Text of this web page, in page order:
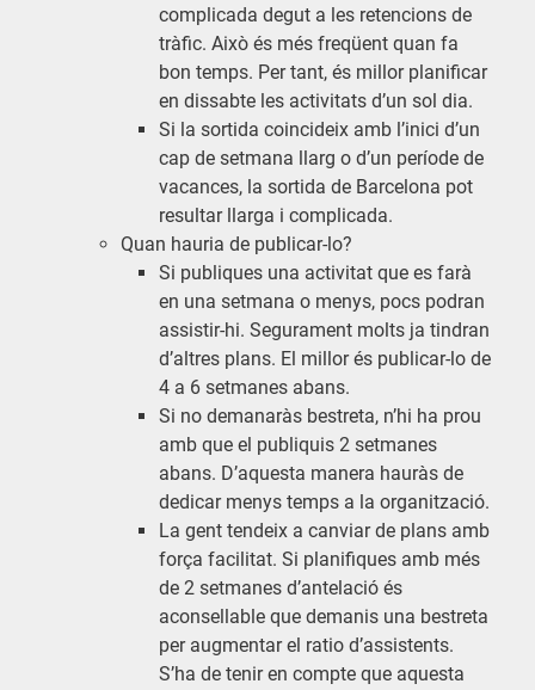
complicada degut a les retencions de
tràfic. Això és més freqüent quan fa
bon temps. Per tant, és millor planificar
en dissabte les activitats d’un sol dia.
Si la sortida coincideix amb l’inici d’un
cap de setmana llarg o d’un període de
vacances, la sortida de Barcelona pot
resultar llarga i complicada.
Quan hauria de publicar-lo?
Si publiques una activitat que es farà
en una setmana o menys, pocs podran
assistir-hi. Segurament molts ja tindran
d’altres plans. El millor és publicar-lo de
4 a 6 setmanes abans.
Si no demanaràs bestreta, n’hi ha prou
amb que el publiquis 2 setmanes
abans. D’aquesta manera hauràs de
dedicar menys temps a la organització.
La gent tendeix a canviar de plans amb
força facilitat. Si planifiques amb més
de 2 setmanes d’antelació és
aconsellable que demanis una bestreta
per augmentar el ratio d’assistents.
S’ha de tenir en compte que aquesta